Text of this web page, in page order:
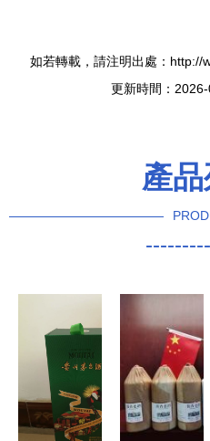
如若轉載，請注明出處：http://
更新時間：
產